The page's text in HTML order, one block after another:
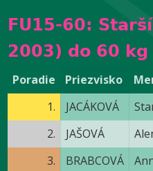
FU15-60:
2003) do 60 kg
Poradie Priezvisko
1.
JACÁKOVÁ
2.
JAŠOVÁ
3.
BRABCOVÁ